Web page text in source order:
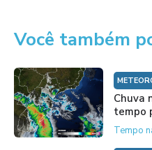
Você também
Chuva
tempo
Tempo